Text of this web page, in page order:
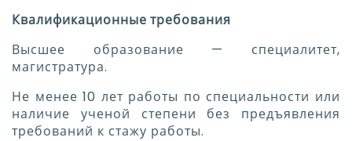
Квалификационные требования
Высшее образование — специалитет,
магистратура.
Не менее 10 лет работы по специальности или
наличие ученой степени без предъявления
требований к стажу работы.